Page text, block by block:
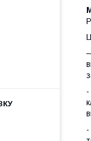
-
-